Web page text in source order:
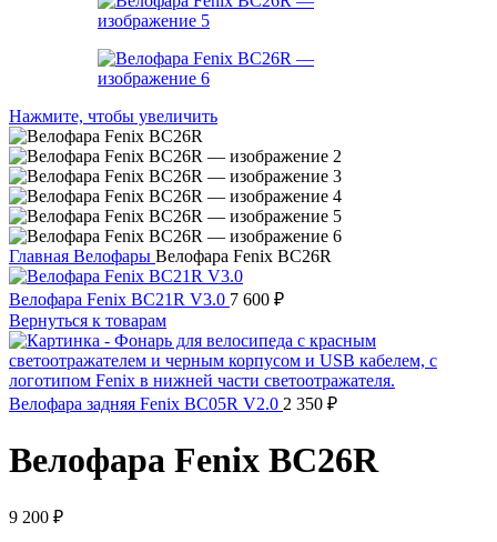
Нажмите, чтобы увеличить
Главная Велофары Велофара Fenix BC26R
Велофара Fenix BC21R V3.0 7 600 ₽
Вернуться к товарам
Велофара задняя Fenix BC05R V2.0 2 350 ₽
Велофара Fenix BC26R
9 200 ₽